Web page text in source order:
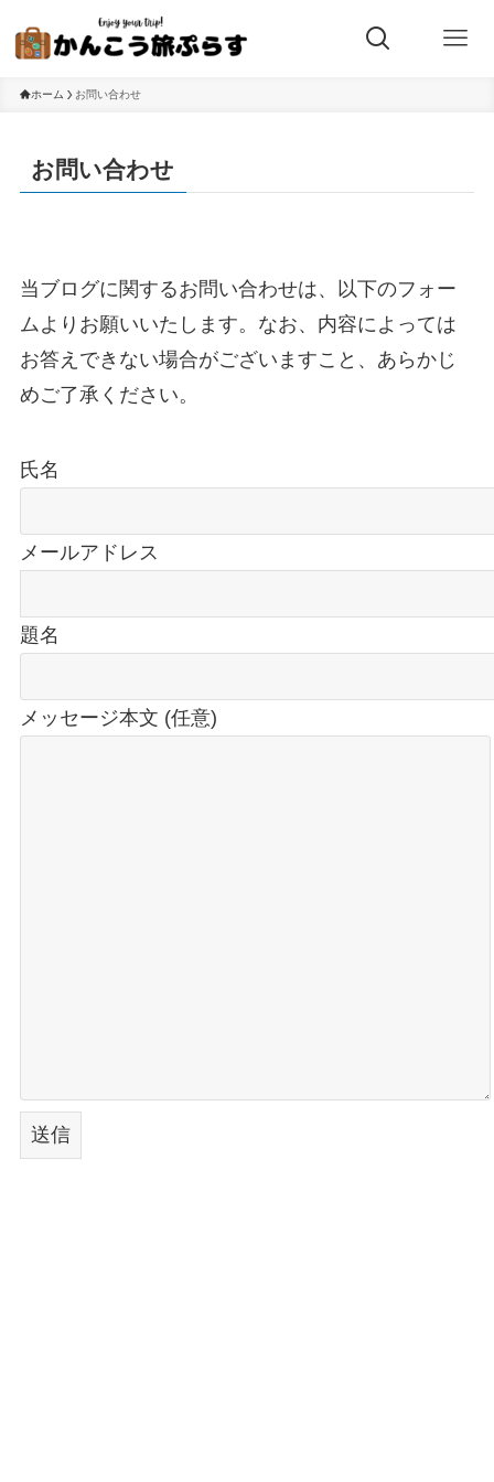
ホーム お問い合わせ
お問い合わせ
当ブログに関するお問い合わせは、以下のフォー
ムよりお願いいたします。なお、内容によっては
お答えできない場合がございますこと、あらかじ
めご了承ください。
氏名
メールアドレス
題名
メッセージ本文 (任意)